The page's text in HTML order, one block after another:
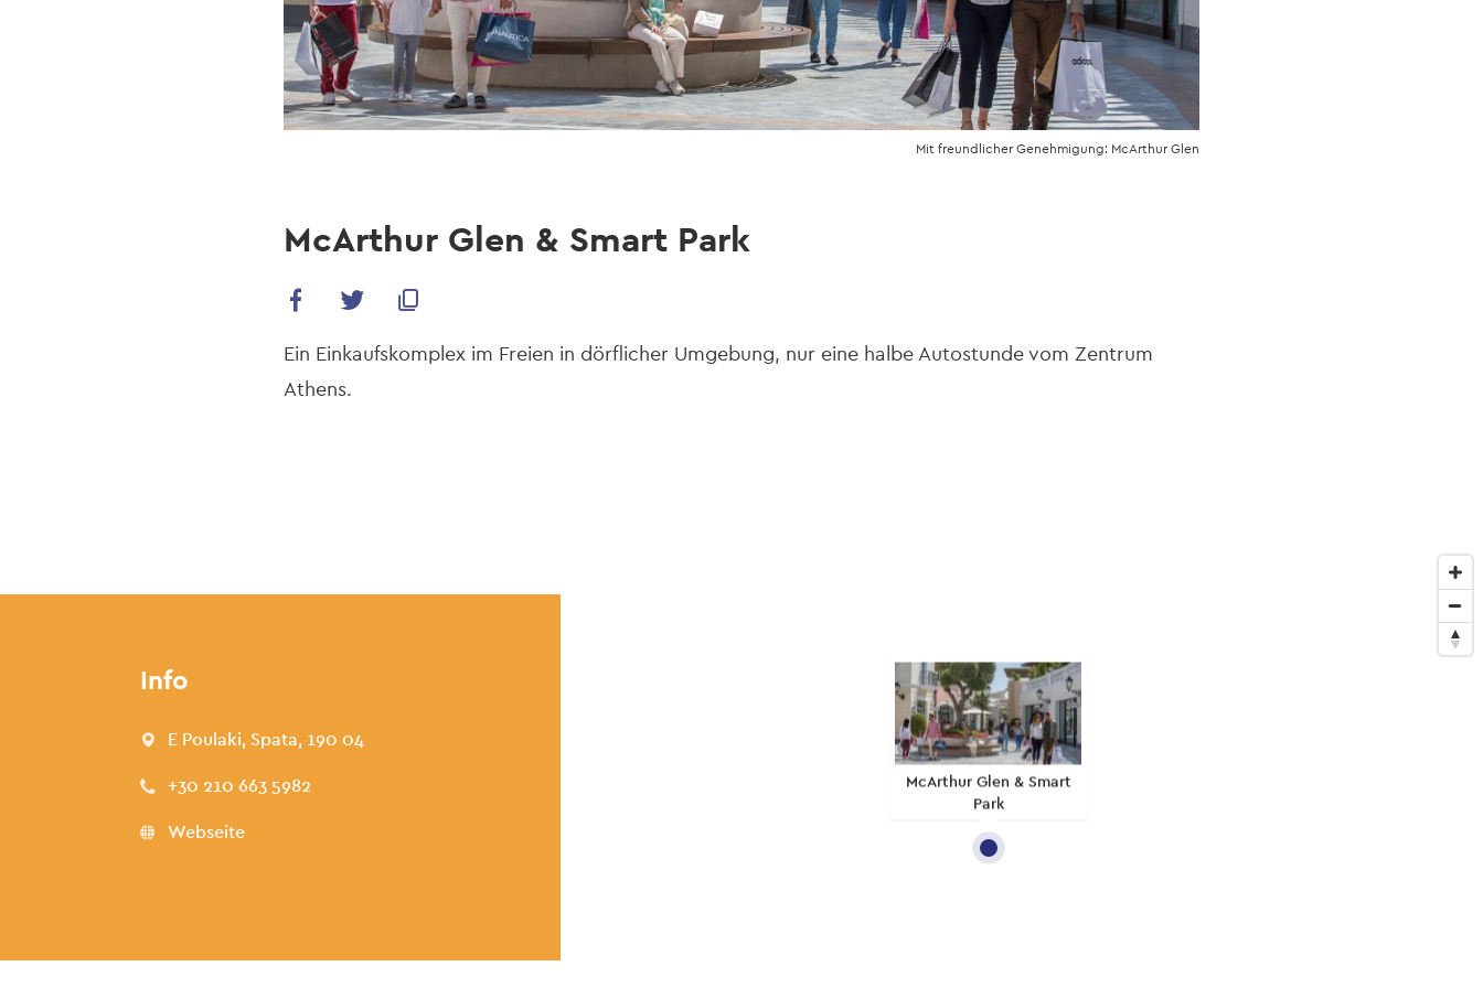
Mit freundlicher Genehmigung: McArthur Glen
McArthur Glen & Smart Park
Ein Einkaufskomplex im Freien in dörflicher Umgebung, nur eine halbe Autostunde vom Zentrum
Athens.
Info
E Poulaki, Spata, 190 04
+30 210 663 5982
Webseite
McArthur Glen & Smart
Park